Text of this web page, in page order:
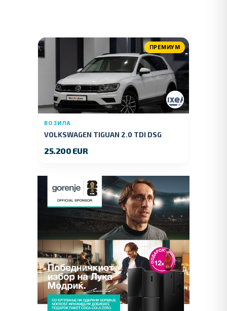
ПРЕМИУМ
ВОЗИЛА
VOLKSWAGEN TIGUAN 2.0 TDI DSG
25.200 EUR